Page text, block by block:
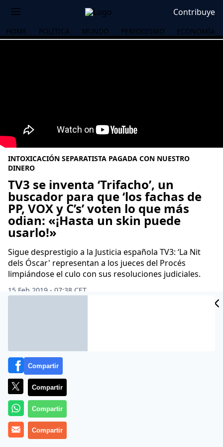
Contribuye
HOME POLÍTICA MUNDO PERIODISMO ECONOMÍA
INTOXICACIÓN SEPARATISTA PAGADA CON NUESTRO
DINERO
TV3 se inventa ‘Trifacho’, un
buscador para que ‘los fachas de
PP, VOX y C’s’ voten lo que más
odian: «¡Hasta un skin puede
usarlo!»
Sigue desprestigio a la Justicia española TV3: ‘La Nit
dels Óscar' representan a los jueces del Procés
limpiándose el culo con sus resoluciones judiciales.
15 Feb 2019 - 07:38 CET
Compartir
Compartir
Compartir
Compartir